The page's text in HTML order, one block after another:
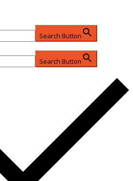
Search Button
Search Button